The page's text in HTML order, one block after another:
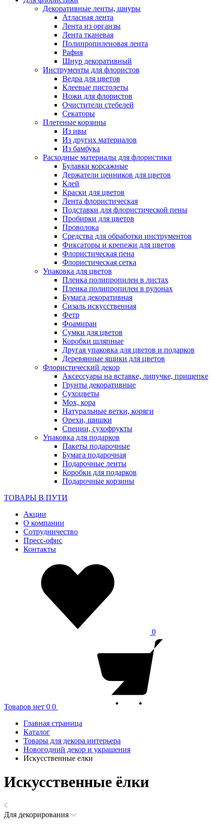
Декоративные ленты, шнуры
Атласная лента
Лента из органзы
Лента тканевая
Полипропиленовая лента
Рафия
Шнур декоративный
Инструменты для флористов
Ведра для цветов
Клеевые пистолеты
Ножи для флористов
Очистители стебелей
Секаторы
Плетеные корзины
Из ивы
Из других материалов
Из бамбука
Расходные материалы для флористики
Булавки корсажные
Держатели ценников для цветов
Клей
Краски для цветов
Лента флористическая
Подставки для флористической пены
Пробирки для цветов
Проволока
Средства для обработки инструментов
Фиксаторы и крепежи для цветов
Флористическая пена
Флористическая сетка
Упаковка для цветов
Пленка полипропилен в листах
Пленка полипропилен в рулонах
Бумага декоративная
Сизаль искусственная
Фетр
Фоамиран
Сумки для цветов
Коробки шляпные
Другая упаковка для цветов и подарков
Деревянные ящики для цветов
Флористический декор
Аксессуары на вставке, липучке, прищепке
Грунты декоративные
Сухоцветы
Мох, кора
Натуральные ветки, коряги
Орехи, шишки
Специи, сухофрукты
Упаковка для подарков
Пакеты подарочные
Бумага подарочная
Подарочные ленты
Коробки для подарков
Подарочные корзины
ТОВАРЫ В ПУТИ
Акции
О компании
Сотрудничество
Пресс-офис
Контакты
0
Товаров нет 0 0
Главная страница
Каталог
Товары для декора интерьера
Новогодний декор и украшения
Искусственные елки
Искусственные ёлки
Для декорирования